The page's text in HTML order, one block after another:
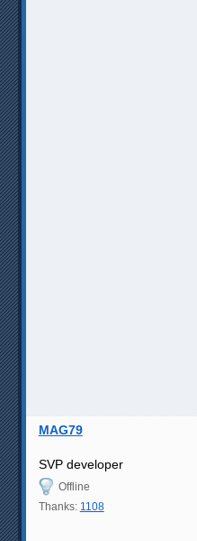
MAG79
SVP developer
Offline
Thanks: 1108